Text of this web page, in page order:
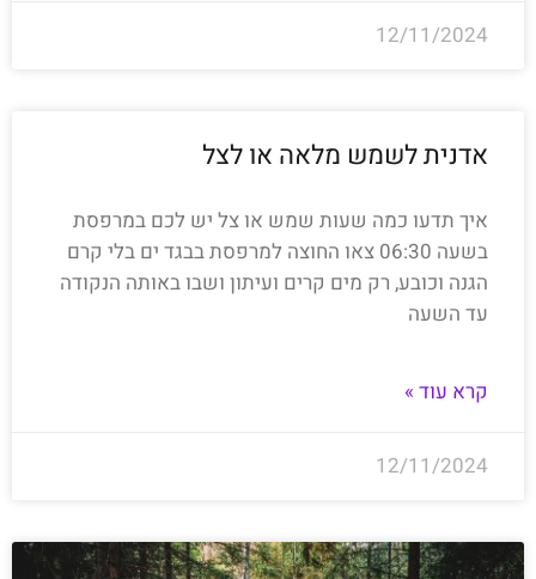
12/11/2024
אדנית לשמש מלאה או לצל
איך תדעו כמה שעות שמש או צל יש לכם במרפסת
בשעה 06:30 צאו החוצה למרפסת בבגד ים בלי קרם
הגנה וכובע, רק מים קרים ועיתון ושבו באותה הנקודה
עד השעה
קרא עוד »
12/11/2024